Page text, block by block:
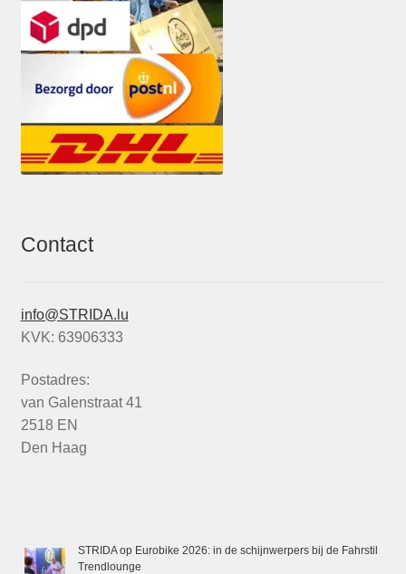
Contact
info@STRIDA.lu
KVK: 63906333
Postadres:
van Galenstraat 41
2518 EN
Den Haag
STRIDA op Eurobike 2026: in de schijnwerpers bij de Fahrstil
Trendlounge